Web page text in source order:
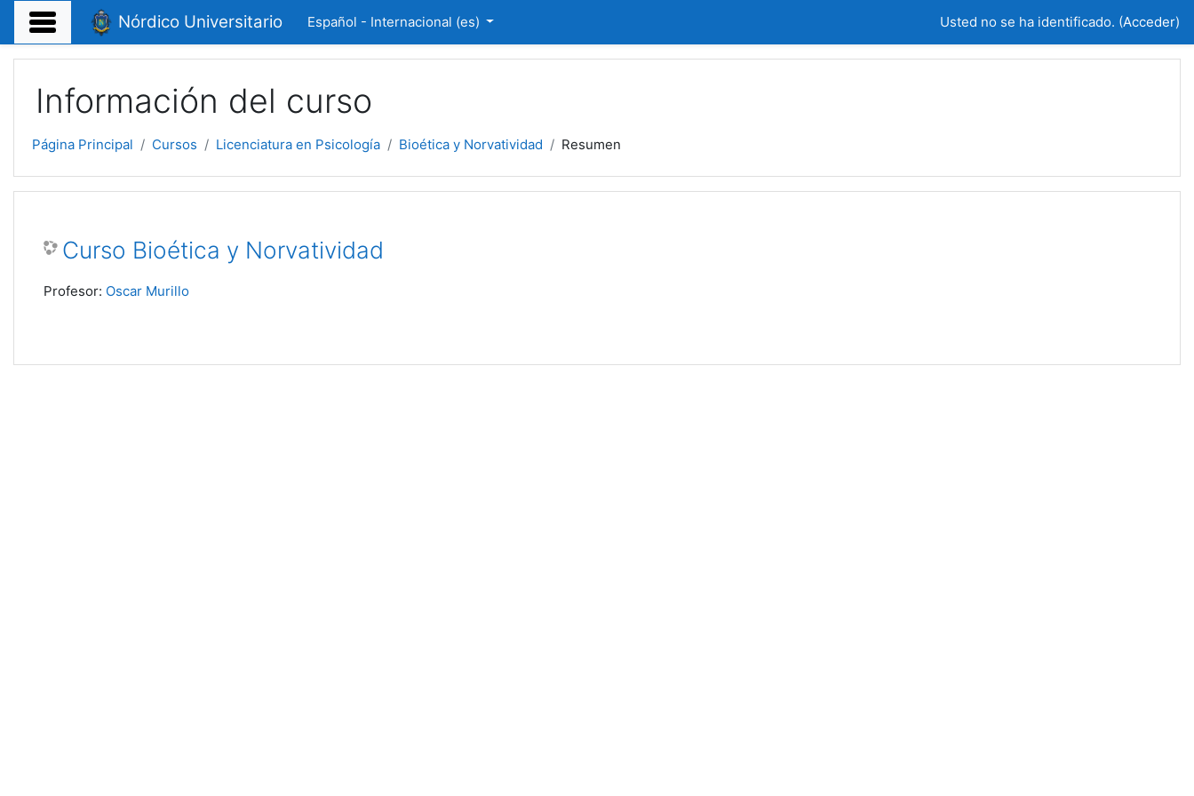
Salta al contenido principal
Nórdico Universitario Español - Internacional ‎(es)‎ Usted no se ha identificado. (Acceder)
Información del curso
Página Principal Cursos Licenciatura en Psicología Bioética y Norvatividad Resumen
Curso Bioética y Norvatividad
Profesor: Oscar Murillo